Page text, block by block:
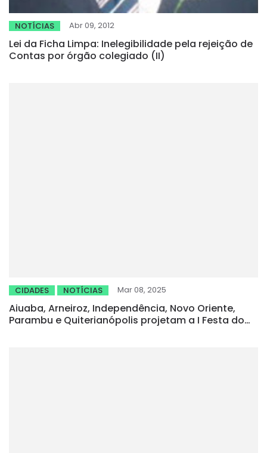
NOTÍCIAS Abr 09, 2012
Lei da Ficha Limpa: Inelegibilidade pela rejeição de
Contas por órgão colegiado (II)
CIDADES NOTÍCIAS Mar 08, 2025
Aiuaba, Arneiroz, Independência, Novo Oriente,
Parambu e Quiterianópolis projetam a I Festa do